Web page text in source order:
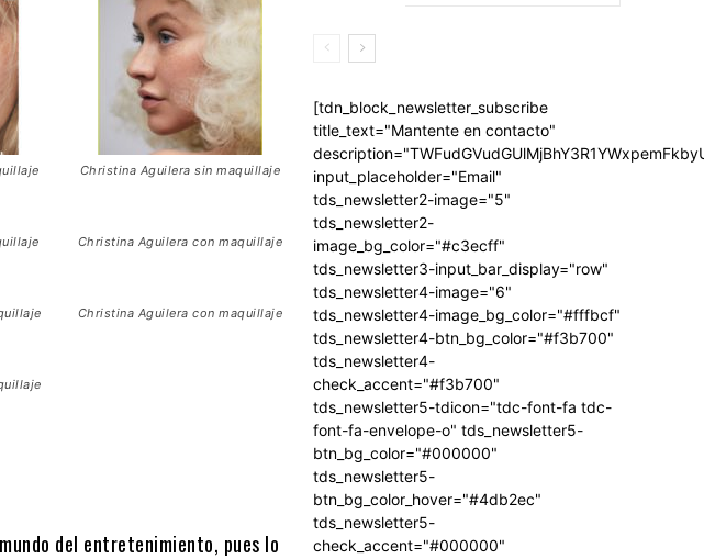
Christina Aguilera sin maquillaje
Christina Aguilera con maquillaje
Christina Aguilera con maquillaje
del entretenimiento, pues lo
[tdn_block_newsletter_subscribe
title_text="Mantente en contacto"
input_placeholder="Email"
tds_newsletter2-image="5"
tds_newsletter2-
image_bg_color="#c3ecff"
tds_newsletter3-input_bar_display="row"
tds_newsletter4-image="6"
tds_newsletter4-image_bg_color="#fffbcf"
tds_newsletter4-btn_bg_color="#f3b700"
tds_newsletter4-
check_accent="#f3b700"
tds_newsletter5-tdicon="tdc-font-fa tdc-
font-fa-envelope-o" tds_newsletter5-
btn_bg_color="#000000"
tds_newsletter5-
btn_bg_color_hover="#4db2ec"
tds_newsletter5-
check_accent="#000000"